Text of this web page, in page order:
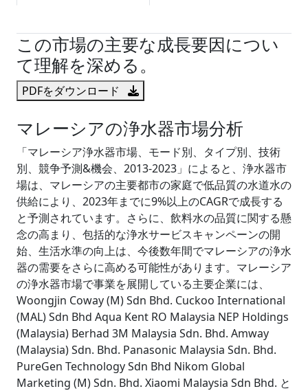
この市場の主要な成長要因につい
て理解を深める。
PDFをダウンロード
マレーシアの浄水器市場分析
「マレーシア浄水器市場、モード別、タイプ別、技術
別、競争予測&機会、2013-2023」によると、浄水器市
場は、マレーシアの主要都市の家庭で低品質の水道水の
供給により、2023年までに9%以上のCAGRで成長する
と予測されています。さらに、飲料水の品質に関する懸
念の高まり、包括的な浄水サービスキャンペーンの開
始、生活水準の向上は、今後数年間でマレーシアの浄水
器の需要をさらに高める可能性があります。マレーシア
の浄水器市場で事業を展開している主要企業には、
Woongjin Coway (M) Sdn Bhd. Cuckoo International
(MAL) Sdn Bhd Aqua Kent RO Malaysia NEP Holdings
(Malaysia) Berhad 3M Malaysia Sdn. Bhd. Amway
(Malaysia) Sdn. Bhd. Panasonic Malaysia Sdn. Bhd.
PureGen Technology Sdn Bhd Nikom Global
Marketing (M) Sdn. Bhd. Xiaomi Malaysia Sdn Bhd. と